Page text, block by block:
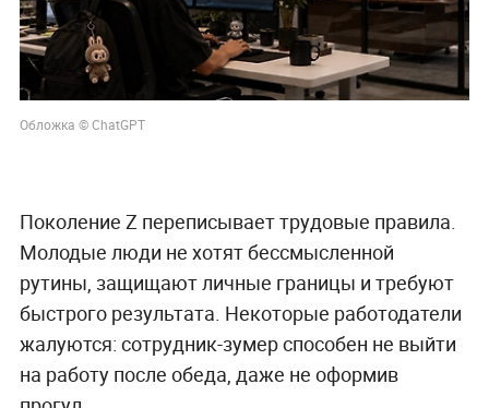
Обложка © ChatGPT
Поколение Z переписывает трудовые правила.
Молодые люди не хотят бессмысленной
рутины, защищают личные границы и требуют
быстрого результата. Некоторые работодатели
жалуются: сотрудник-зумер способен не выйти
на работу после обеда, даже не оформив